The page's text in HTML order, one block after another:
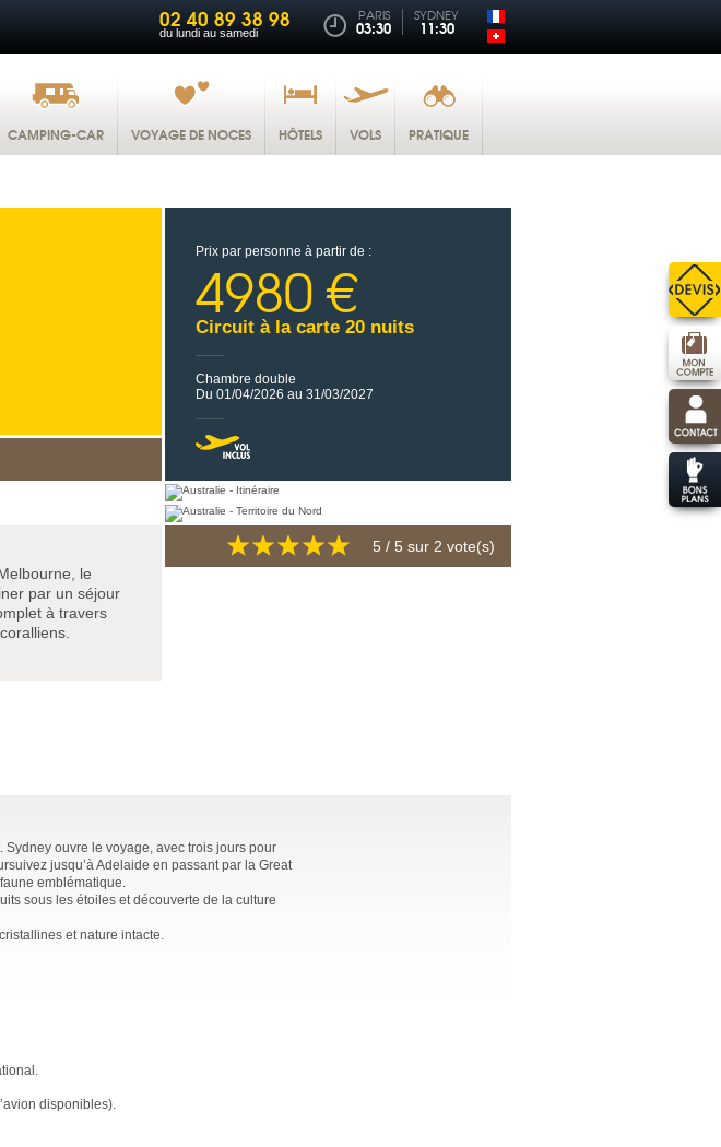
02 40 89 38 98
du lundi au samedi
PARIS
03:30
SYDNEY
11:30
CAMPING-CAR VOYAGE DE NOCES HÔTELS VOLS PRATIQUE
Prix par personne à partir de :
4980 €
Circuit à la carte 20 nuits
Chambre double
Du 01/04/2026 au 31/03/2027
le
par un séjour
à travers
5 / 5 sur 2 vote(s)
ouvre le voyage, avec trois jours pour
jusqu’à Adelaide en passant par la Great
emblématique.
sous les étoiles et découverte de la culture
et nature intacte.
disponibles).